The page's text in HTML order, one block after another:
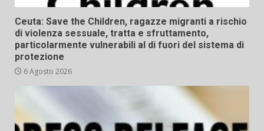
Ceuta: Save the Children, ragazze migranti a rischio
di violenza sessuale, tratta e sfruttamento,
particolarmente vulnerabili al di fuori del sistema di
protezione
6 Agosto 2026